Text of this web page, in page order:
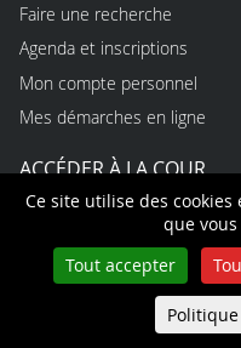
Ce site utilise des
que
Tout accepter
Faire une recherche
Agenda et inscriptions
Mon compte personnel
Mes démarches en ligne
ACCÉDER À LA COUR
CONTACT PRESSE
USAGES
Règles d’utilisation du site
Queue-Fair